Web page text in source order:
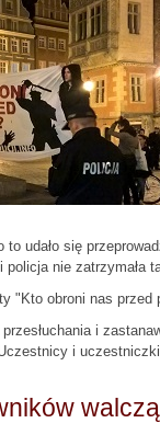
udało się
policja nie zatrzymała
"Kto obroni nas
i
i